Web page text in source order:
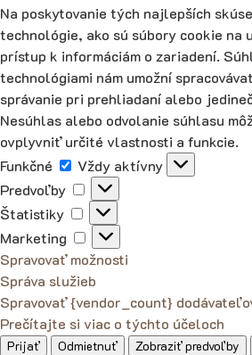
Na poskytovanie tých najlepších
technológie, ako sú súbory cookie na
prístup k informáciám o zariadení.
technológiami nám umožní
správanie pri prehliadaní alebo
Nesúhlas alebo odvolanie súhlasu
ovplyvniť určité vlastnosti a funkcie.
Funkčné
Funkčné
Vždy aktívny
Predvoľby
Predvoľby
Štatistiky
Štatistiky
Marketing
Marketing
Spravovať možnosti
Správa služieb
Spravovať {vendor_count}
Prečítajte si viac o týchto účeloch
Prijať Odmietnuť Zobraziť predvoľby